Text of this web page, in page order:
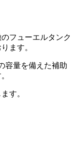
フューエルタンク
ます。
容量を備えた補助
す。